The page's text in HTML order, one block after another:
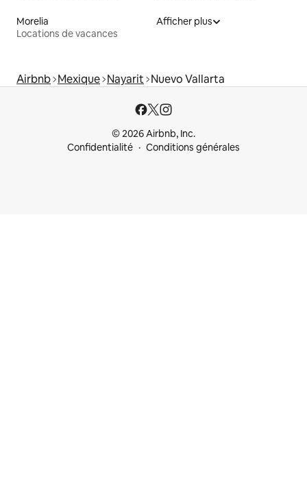
Morelia
Locations de vacances
Afficher plus
Airbnb Mexique Nayarit Nuevo Vallarta
© 2026 Airbnb, Inc.
Confidentialité
Conditions générales